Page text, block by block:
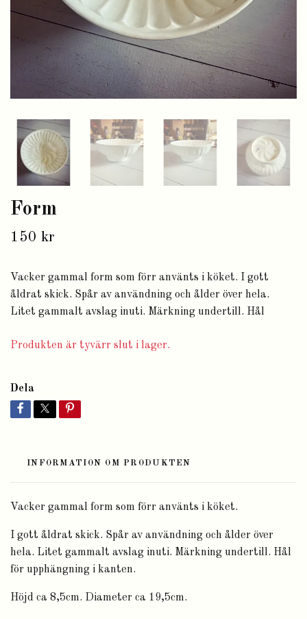
Form
150 kr
Vacker gammal form som förr använts i köket. I gott
åldrat skick. Spår av användning och ålder över hela.
Litet gammalt avslag inuti. Märkning undertill. Hål
Produkten är tyvärr slut i lager.
Dela
INFORMATION OM PRODUKTEN
Vacker gammal form som förr använts i köket.
I gott åldrat skick. Spår av användning och ålder över
hela. Litet gammalt avslag inuti. Märkning undertill. Hål
för upphängning i kanten.
Höjd ca 8,5cm. Diameter ca 19,5cm.